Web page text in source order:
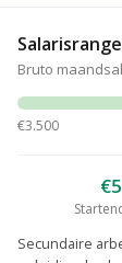
Bruto
€3.500
Secundaire